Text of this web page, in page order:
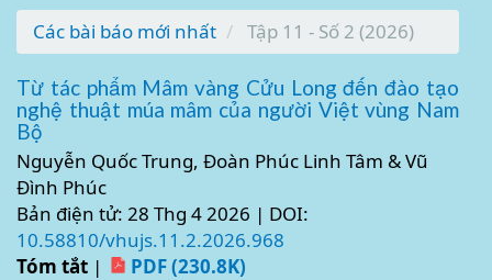
Các bài báo mới nhất Tập 11 - Số 2 (2026)
Từ tác phẩm Mâm vàng Cửu Long đến đào tạo
nghệ thuật múa mâm của người Việt vùng Nam
Bộ
Nguyễn Quốc Trung, Đoàn Phúc Linh Tâm & Vũ
Đình Phúc
Bản điện tử: 28 Thg 4 2026 | DOI:
10.58810/vhujs.11.2.2026.968
Tóm tắt |
PDF (230.8K)